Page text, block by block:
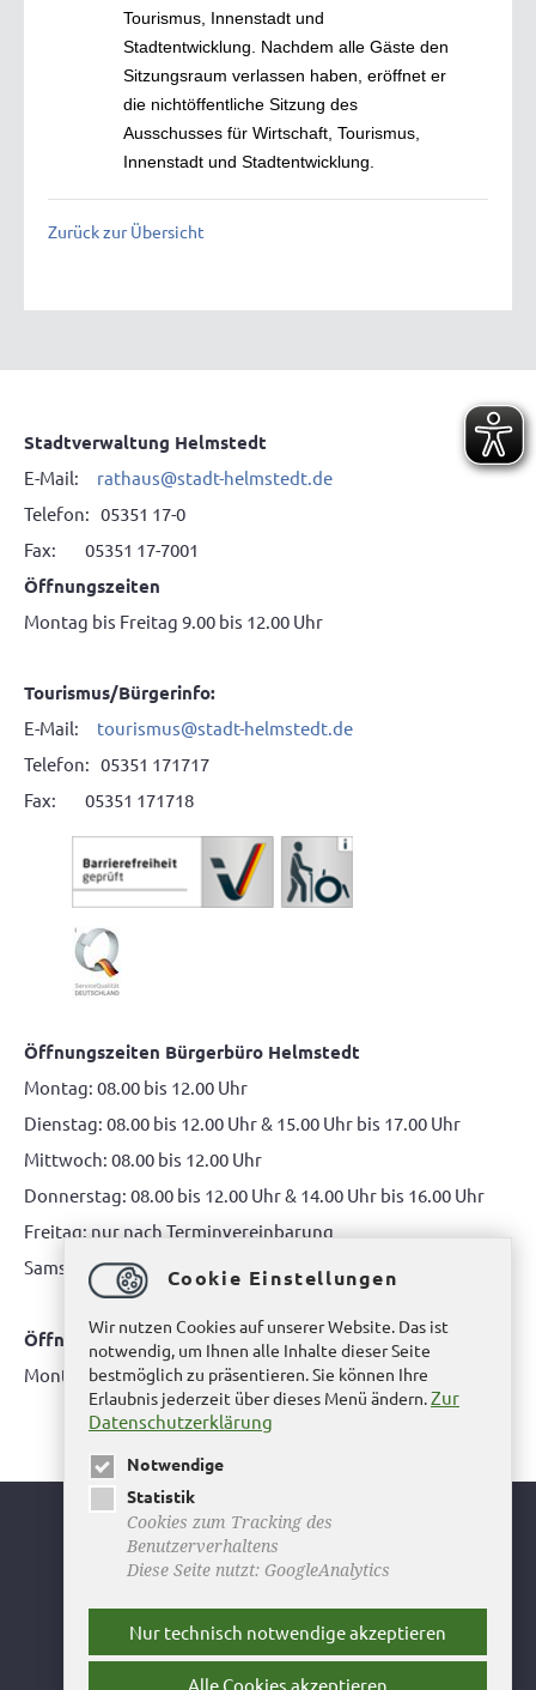
Tourismus, Innenstadt und
Stadtentwicklung. Nachdem alle Gäste den
Sitzungsraum verlassen haben, eröffnet er
die nichtöffentliche Sitzung des
Ausschusses für Wirtschaft, Tourismus,
Innenstadt und Stadtentwicklung.
Zurück zur Übersicht
Stadtverwaltung Helmstedt
E-Mail: rathaus@stadt-helmstedt.de
Telefon: 05351 17-0
Fax: 05351 17-7001
Öffnungszeiten
Montag bis Freitag 9.00 bis 12.00 Uhr
Tourismus/Bürgerinfo:
E-Mail: tourismus@stadt-helmstedt.de
Telefon: 05351 171717
Fax: 05351 171718
Öffnungszeiten Bürgerbüro Helmstedt
Montag: 08.00 bis 12.00 Uhr
Dienstag: 08.00 bis 12.00 Uhr & 15.00 Uhr bis 17.00 Uhr
Mittwoch: 08.00 bis 12.00 Uhr
Donnerstag: 08.00 bis 12.00 Uhr & 14.00 Uhr bis 16.00 Uhr
Freitag: nur nach Terminvereinbarung
Samstag: 10.00 bis 12.00 Uhr
Öffnungszeiten Bürgerbüro Büddenstedt
Montag: 14:00 bis 16:00 Uhr
Youtube
Facebook
Instagram
Newsletter
Cookie Einstellungen
Wir nutzen Cookies auf unserer Website. Das ist
notwendig, um Ihnen alle Inhalte dieser Seite
bestmöglich zu präsentieren. Sie können Ihre
Erlaubnis jederzeit über dieses Menü ändern.Zur
Datenschutzerklärung
Notwendige
Statistik
Cookies zum Tracking des
Benutzerverhaltens
Diese Seite nutzt: GoogleAnalytics
Nur technisch notwendige akzeptieren
Alle Cookies akzeptieren